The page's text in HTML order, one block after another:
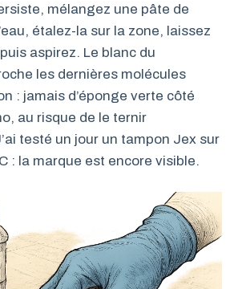
mélangez une pâte de
étalez-la sur la zone, laissez
aspirez. Le blanc du
les dernières molécules
: jamais d’éponge verte côté
au risque de le ternir
testé un jour un tampon Jex sur
: la marque est encore visible.